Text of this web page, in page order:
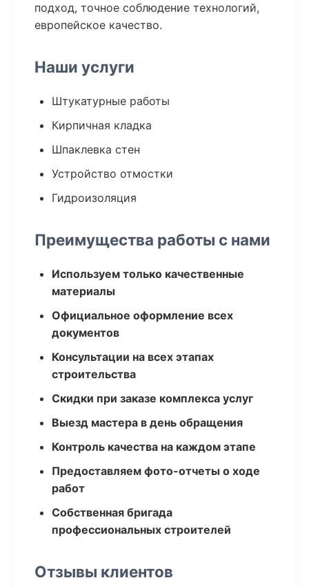
подход, точное соблюдение технологий,
европейское качество.
Наши услуги
Штукатурные работы
Кирпичная кладка
Шпаклевка стен
Устройство отмостки
Гидроизоляция
Преимущества работы с нами
Используем только качественные
материалы
Официальное оформление всех
документов
Консультации на всех этапах
строительства
Скидки при заказе комплекса услуг
Выезд мастера в день обращения
Контроль качества на каждом этапе
Предоставляем фото-отчеты о ходе
работ
Собственная бригада
профессиональных строителей
Отзывы клиентов